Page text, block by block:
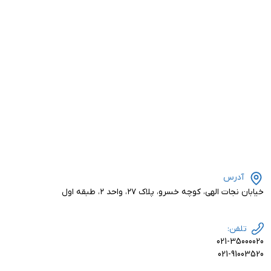
آدرس
خیابان نجات الهی، کوچه خسرو، پلاک ۲۷، واحد ۲، طبقه اول
تلفن:
021-35000020
021-91003520